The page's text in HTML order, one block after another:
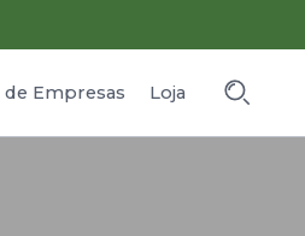
Empresas Loja